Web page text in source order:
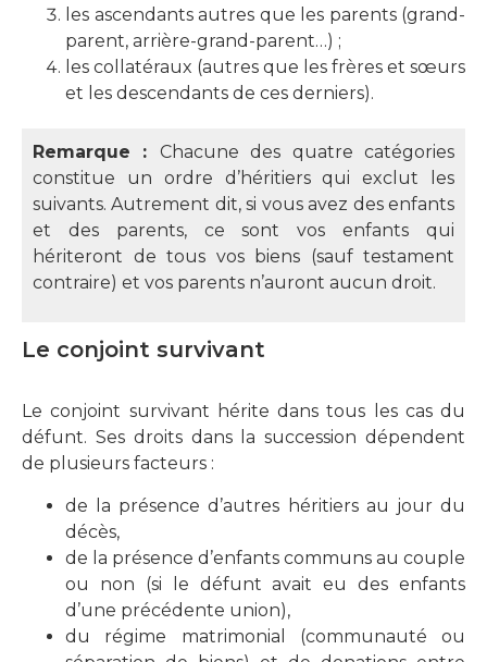
les ascendants autres que les parents (grand-
parent, arrière-grand-parent…) ;
les collatéraux (autres que les frères et sœurs
et les descendants de ces derniers).
Remarque : Chacune des quatre catégories
constitue un ordre d’héritiers qui exclut les
suivants. Autrement dit, si vous avez des enfants
et des parents, ce sont vos enfants qui
hériteront de tous vos biens (sauf testament
contraire) et vos parents n’auront aucun droit.
Le conjoint survivant
Le conjoint survivant hérite dans tous les cas du
défunt. Ses droits dans la succession dépendent
de plusieurs facteurs :
de la présence d’autres héritiers au jour du
décès,
de la présence d’enfants communs au couple
ou non (si le défunt avait eu des enfants
d’une précédente union),
du régime matrimonial (communauté ou